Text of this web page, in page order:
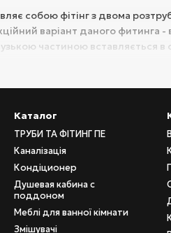
собою фітінг з двома
варіант даного фитинга
частиною вставляється в
включаючи безшумні
- з полівінілхлориду.
використовуються
муфти бувають:
є упор, що обмежує її рух
Каталог
ТРУБИ ТА ФІТИНГ ПЕ
Каналізація
Кондіционер
Душевая кабина с
поддоном
Меблі для ванної кімнати
Змішувачі